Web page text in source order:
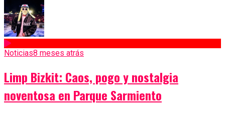
Noticias8 meses atrás
Limp Bizkit: Caos, pogo y nostalgia
noventosa en Parque Sarmiento